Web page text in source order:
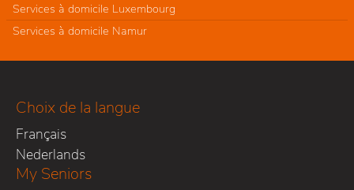
Services à domicile Luxembourg
Services à domicile Namur
Choix de la langue
Français
Nederlands
My Seniors